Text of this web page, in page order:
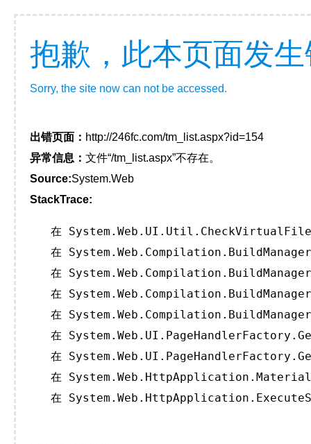
抱歉，此本页面发
Sorry, the site now can not be accessed.
出错页面： http://246fc.com/tm_list.aspx?id=154
异常信息： 文件“/tm_list.aspx”不存在。
Source:System.Web
StackTrace:
在
在
在
在
在
在
在
在
在